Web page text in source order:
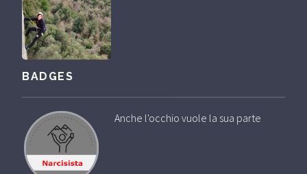
BADGES
Anche l'occhio vuole la sua parte